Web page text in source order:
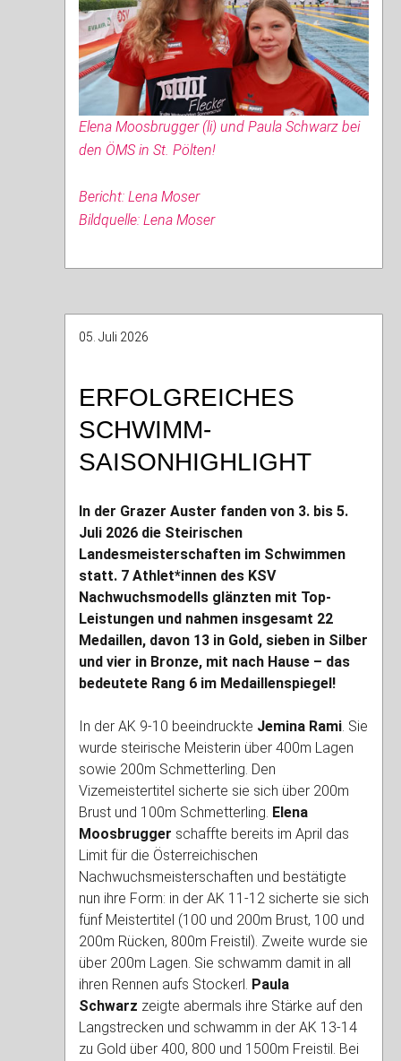
Elena Moosbrugger (li) und Paula Schwarz bei
den ÖMS in St. Pölten!
Bericht: Lena Moser
Bildquelle: Lena Moser
05. Juli 2026
ERFOLGREICHES
SCHWIMM-
SAISONHIGHLIGHT
In der Grazer Auster fanden von 3. bis 5.
Juli 2026 die Steirischen
Landesmeisterschaften im Schwimmen
statt. 7 Athlet*innen des KSV
Nachwuchsmodells glänzten mit Top-
Leistungen und nahmen insgesamt 22
Medaillen, davon 13 in Gold, sieben in Silber
und vier in Bronze, mit nach Hause – das
bedeutete Rang 6 im Medaillenspiegel!
In der AK 9-10 beeindruckte Jemina Rami. Sie
wurde steirische Meisterin über 400m Lagen
sowie 200m Schmetterling. Den
Vizemeistertitel sicherte sie sich über 200m
Brust und 100m Schmetterling. Elena
Moosbrugger schaffte bereits im April das
Limit für die Österreichischen
Nachwuchsmeisterschaften und bestätigte
nun ihre Form: in der AK 11-12 sicherte sie sich
fünf Meistertitel (100 und 200m Brust, 100 und
200m Rücken, 800m Freistil). Zweite wurde sie
über 200m Lagen. Sie schwamm damit in all
ihren Rennen aufs Stockerl. Paula
Schwarz zeigte abermals ihre Stärke auf den
Langstrecken und schwamm in der AK 13-14
zu Gold über 400, 800 und 1500m Freistil. Bei